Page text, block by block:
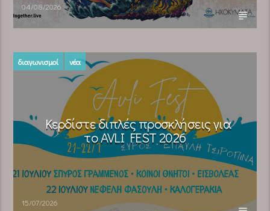
04/08/2026
διαγωνισμοί νέα
Κερδίστε διπλές προσκλήσεις για
το AVLI FEST 2026
15/07/2026